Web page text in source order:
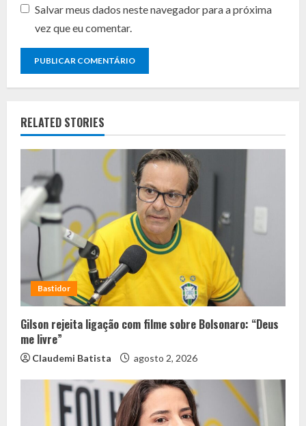
Salvar meus dados neste navegador para a próxima
vez que eu comentar.
RELATED STORIES
Bastidor
Gilson rejeita ligação com filme sobre Bolsonaro: “Deus
me livre”
Claudemi Batista agosto 2, 2026